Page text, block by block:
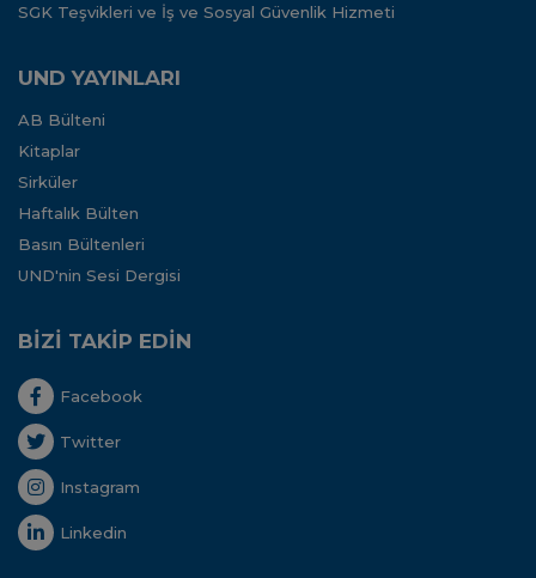
SGK Teşvikleri ve İş ve Sosyal Güvenlik Hizmeti
UND YAYINLARI
AB Bülteni
Kitaplar
Sirküler
Haftalık Bülten
Basın Bültenleri
UND'nin Sesi Dergisi
BİZİ TAKİP EDİN
Facebook
Twitter
Instagram
Linkedin